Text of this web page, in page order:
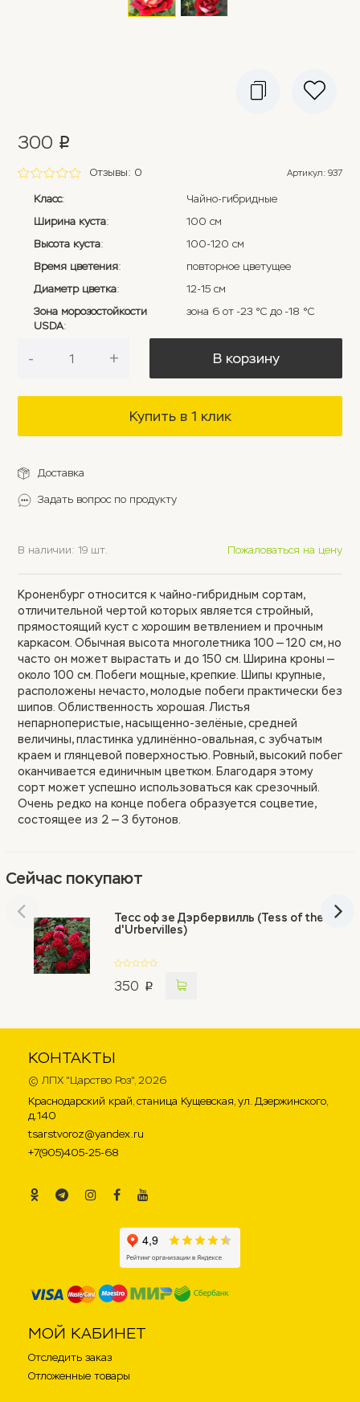
300 p
Отзывы: 0 Артикул: 937
Класс:
Чайно-гибридные
Ширина куста:
100 см
Высота куста:
100-120 см
Время цветения:
повторное цветущее
Диаметр цветка:
12-15 см
Зона морозостойкости
USDA:
зона 6 от -23 °C до -18 °C
- + В корзину
Купить в 1 клик
Доставка
Задать вопрос по продукту
В наличии: 19 шт. Пожаловаться на цену
Кроненбург относится к чайно-гибридным сортам,
отличительной чертой которых является стройный,
прямостоящий куст с хорошим ветвлением и прочным
каркасом. Обычная высота многолетника 100 — 120 см, но
часто он может вырастать и до 150 см. Ширина кроны —
около 100 см. Побеги мощные, крепкие. Шипы крупные,
расположены нечасто, молодые побеги практически без
шипов. Облиственность хорошая. Листья
непарноперистые, насыщенно-зелёные, средней
величины, пластинка удлинённо-овальная, с зубчатым
краем и глянцевой поверхностью. Ровный, высокий побег
оканчивается единичным цветком. Благодаря этому
сорт может успешно использоваться как срезочный.
Очень редко на конце побега образуется соцветие,
состоящее из 2 — 3 бутонов.
Сейчас покупают
350 p
Тесс оф зе Дэрбервилль (Tess of the
d'Urbervilles)
КОНТАКТЫ
© ЛПХ "Царство Роз", 2026
Краснодарский край, станица Кущевская, ул. Дзержинского,
д.140
tsarstvoroz@yandex.ru
+7(905)405-25-68
МОЙ КАБИНЕТ
Отследить заказ
Отложенные товары